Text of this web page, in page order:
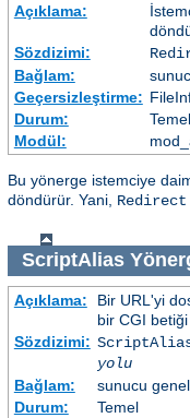
Açıklama:
Sözdizimi:
Bağlam:
Geçersizleştirme:
Durum:
Temel
Modül:
Bu yönerge istemciye
döndürür. Yani, Redirect
ScriptAlias
Açıklama:
Bir URL'yi
bir CGI betiği
Sözdizimi:
yolu
Bağlam:
sunucu
Durum:
Temel